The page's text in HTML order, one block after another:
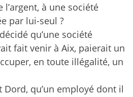
à une société
par lui-seul ?
qu’une société
fait venir à Aix, paierait un
en toute illégalité, un
Dord, qu’un employé dont il